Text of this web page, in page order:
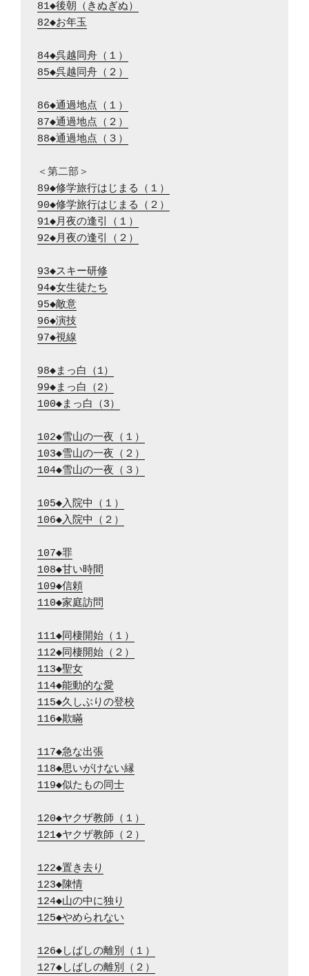
81◆後朝（きぬぎぬ）
82◆お年玉
84◆呉越同舟（１）
85◆呉越同舟（２）
86◆通過地点（１）
87◆通過地点（２）
88◆通過地点（３）
89◆修学旅行はじまる（１）
90◆修学旅行はじまる（２）
91◆月夜の逢引（１）
92◆月夜の逢引（２）
93◆スキー研修
94◆女生徒たち
95◆敵意
96◆演技
97◆視線
98◆まっ白（1）
99◆まっ白（2）
100◆まっ白（3）
102◆雪山の一夜（１）
103◆雪山の一夜（２）
104◆雪山の一夜（３）
105◆入院中（１）
106◆入院中（２）
107◆罪
108◆甘い時間
109◆信頼
110◆家庭訪問
111◆同棲開始（１）
112◆同棲開始（２）
113◆聖女
114◆能動的な愛
115◆久しぶりの登校
116◆欺瞞
117◆急な出張
118◆思いがけない縁
119◆似たもの同士
120◆ヤクザ教師（１）
121◆ヤクザ教師（２）
122◆置き去り
123◆陳情
124◆山の中に独り
125◆やめられない
126◆しばしの離別（１）
127◆しばしの離別（２）